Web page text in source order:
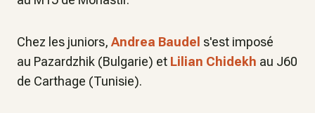
Chez les juniors, Andrea Baudel s'est imposé
au Pazardzhik (Bulgarie) et Lilian Chidekh au J60
de Carthage (Tunisie).